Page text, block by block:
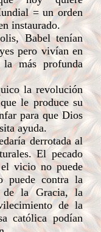
= un orden
instaurado.
Babel tenían
pero vivían en
más profunda
la revolución
le produce su
para que Dios
ayuda.
derrotada al
El pecado
vicio no puede
puede contra la
de la Gracia, la
de la
católica podían